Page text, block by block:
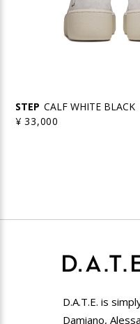
STEP CALF WHITE BLACK
¥ 33,000
D.A.T.E. is
Damiano,